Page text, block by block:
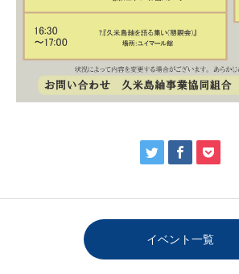
  
イベント一覧